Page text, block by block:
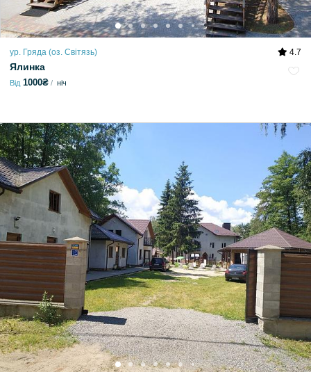
ур. Гряда (оз. Світязь) 4.7
Ялинка
Від 1000₴ ніч